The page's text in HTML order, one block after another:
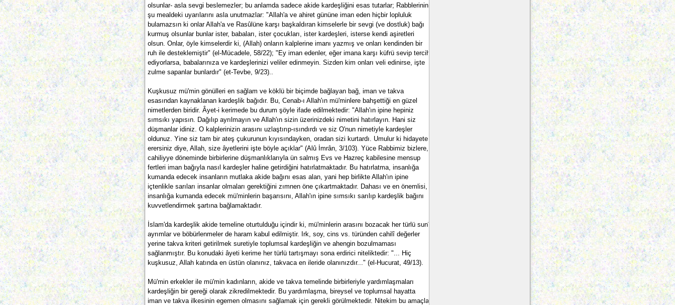
olsunlar- asla sevgi beslemezler; bu anlamda sadece akide kardeşliğini esas tutarlar; Rabblerinin
şu mealdeki uyarılarını asla unutmazlar: "Allah'a ve ahiret gününe iman eden hiçbir lopluluk
bulamazsın ki onlar Allah'a ve Rasûlüne karşı başkaldıran kimselerle bir sevgi (ve dostluk) bağı
kurmuş olsunlar bunlar ister, babaları, ister çocukları, ister kardeşleri, isterse kendi aşiretleri
olsun. Onlar, öyle kimselerdir ki, (Allah) onların kalplerine imanı yazmış ve onları kendinden bir
ruh ile desteklemiştir" (el-Mücadele, 58/22); "Ey iman edenler, eğer imana karşı küfrü sevip tercih
ediyorlarsa, babalarınıza ve kardeşlerinizi veliler edinmeyin. Sizden kim onları veli edinirse, işte
zulme sapanlar bunlardır" (et-Tevbe, 9/23)..
Kuşkusuz mü'min gönülleri en sağlam ve köklü bir biçimde bağlayan bağ, iman ve takva
esasından kaynaklanan kardeşlik bağıdır. Bu, Cenab-ı Allah'ın mü'minlere bahşettiği en güzel
nimetlerden biridir. Âyet-i kerimede bu durum şöyle ifade edilmektedir: "Allah'ın ipine hepiniz
sımsıkı yapısın. Dağılıp ayrılmayın ve Allah'ın sizin üzerinizdeki nimetini hatırlayın. Hani siz
düşmanlar idiniz. O kalplerinizin arasını uzlaştırıp-ısındırdı ve siz O'nun nimetiyle kardeşler
oldunuz. Yine siz tam bir ateş çukurunun kıyısındayken, oradan sizi kurtardı. Umulur ki hidayete
erersiniz diye, Allah, size âyetlerini işte böyle açıklar" (Alû İmrân, 3/103). Yüce Rabbimiz bizlere,
cahiliyye döneminde birbirlerine düşmanlıklarıyla ün salmış Evs ve Hazreç kabilesine mensup
fertleri iman bağıyla nasıl kardeşler haline getirdiğini hatırlatmaktadır. Bu hatırlatma, insanlığa
kumanda edecek insanların mutlaka akide bağını esas alan, yani hep birlikte Allah'ın ipine
içtenlikle sarıları insanlar olmaları gerektiğini zımnen öne çıkartmaktadır. Dahası ve en önemlisi,
insanlığa kumanda edecek mü'minlerin başarısını, Allah'ın ipine sımsıkı sarılıp kardeşlik bağını
kuvvetlendirmek şartına bağlamaktadır.
İslam'da kardeşlik akide temeline oturtulduğu içindir ki, mü'minlerin arasını bozacak her türlü sunî
ayrımlar ve böbürlenmeler de haram kabul edilmiştir. Irk, soy, cins vs. türünden cahilî değerler
yerine takva kriteri getirilmek suretiyle toplumsal kardeşliğin ve ahengin bozulmaması
sağlanmıştır. Bu konudaki âyeti kerime her türlü tartışmayı sona erdirici niteliktedir: "... Hiç
kuşkusuz, Allah katında en üstün olanınız, takvaca en ileride olanınızdır..." (el-Hucurat, 49/13).
Mü'min erkekler ile mü'min kadınların, akide ve takva temelinde birbirleriyle yardımlaşmaları
kardeşliğin bir gereği olarak zikredilmektedir. Bu yardımlaşma, bireysel ve toplumsal hayatta
iman ve takva ilkesinin egemen olmasını sağlamak için gerekli görülmektedir. Nitekim bu amaçla